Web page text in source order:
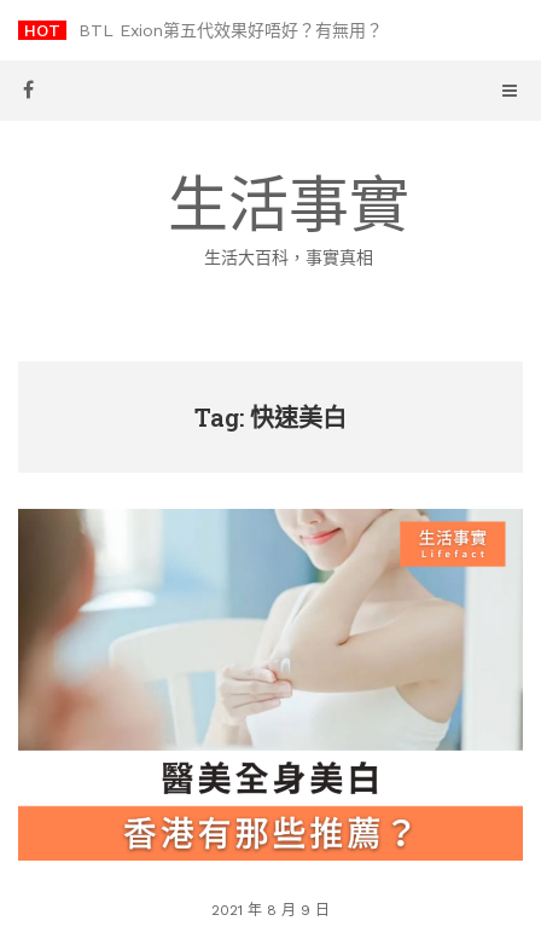
HOT BTL Exion第五代效果好唔好？有無用？
生活事實
生活大百科，事實真相
Tag: 快速美白
2021 年 8 月 9 日